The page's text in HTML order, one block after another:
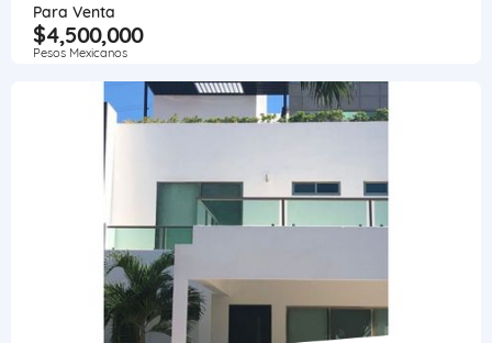
Para Venta
$4,500,000
Pesos Mexicanos